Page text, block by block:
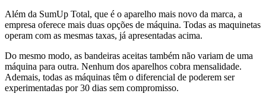
Além da SumUp Total, que é o aparelho mais novo da marca, a
empresa oferece mais duas opções de máquina. Todas as maquinetas
operam com as mesmas taxas, já apresentadas acima.
Do mesmo modo, as bandeiras aceitas também não variam de uma
máquina para outra. Nenhum dos aparelhos cobra mensalidade.
Ademais, todas as máquinas têm o diferencial de poderem ser
experimentadas por 30 dias sem compromisso.